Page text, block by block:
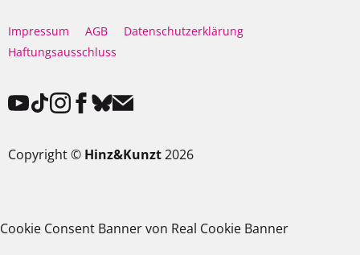
Impressum AGB
Datenschutzerklärung
Haftungsausschluss
Copyright © Hinz&Kunzt2026
Cookie Consent Banner von Real Cookie Banner